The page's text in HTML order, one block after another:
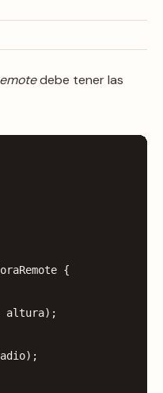
debe tener las
{
altura);
);